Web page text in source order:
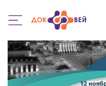
Перейти
основному
содержанию